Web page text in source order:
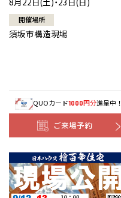
開催場所
須坂市構造現場
QUOカード1000円分進呈中！
ご来場予約